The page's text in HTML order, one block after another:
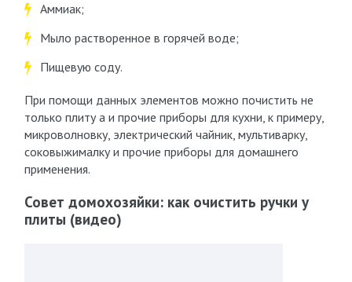
Аммиак;
Мыло растворенное в горячей воде;
Пищевую соду.
При помощи данных элементов можно почистить не
только плиту а и прочие приборы для кухни, к примеру,
микроволновку, электрический чайник, мультиварку,
соковыжималку и прочие приборы для домашнего
применения.
Совет домохозяйки: как очистить ручки у
плиты (видео)